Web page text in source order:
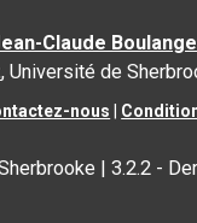
Claude
, Université de
nous
|3.2.2 -